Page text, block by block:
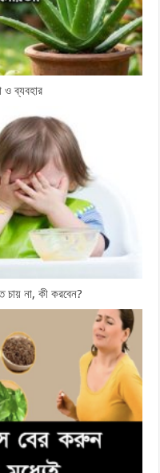
ও ব্যবহার
চায় না, কী করবেন?